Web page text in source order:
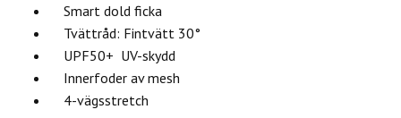
Smart dold ficka
Tvättråd: Fintvätt 30°
UPF50+ UV-skydd
Innerfoder av mesh
4-vägsstretch